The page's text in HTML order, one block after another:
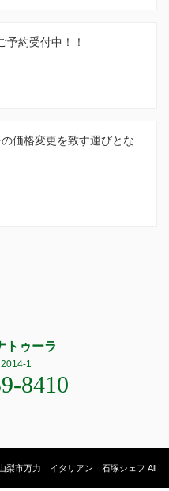
約受付中！！
価格変更を致す運びとな
トゥーラ
1
8410
梨市万力 イタリアン 石塚シェフ All